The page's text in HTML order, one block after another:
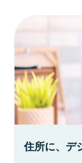
住所に、デ